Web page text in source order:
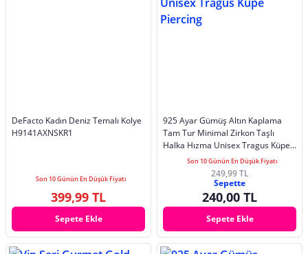
DeFacto Kadın Deniz Temalı Kolye
H9141AXNSKR1
Son 10 Günün En Düşük Fiyatı
399,99 TL
Sepete Ekle
925 Ayar Gümüş Altın Kaplama
Tam Tur Minimal Zirkon Taşlı
Halka Hızma Unisex Tragus Küpe
PiercingSon 10 Günün En Düşük Fiyatı
249,99 TL
Sepette
240,00 TL
Sepete Ekle